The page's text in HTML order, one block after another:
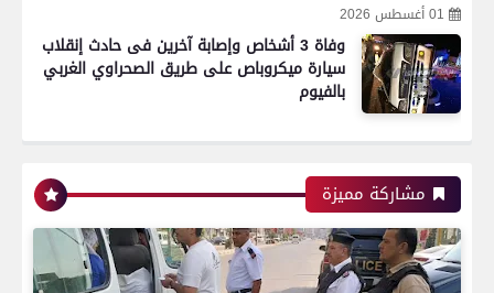
01 أغسطس 2026
وفاة 3 أشخاص وإصابة آخرين فى حادث إنقلاب
سيارة ميكروباص على طريق الصحراوي الغربي
بالفيوم
مشاركة مميزة
اتحاد العاصمة الجزائرى بطلاً لكأس الكونفدرالية
الإفريقية للمرة الثانية في تاريخه